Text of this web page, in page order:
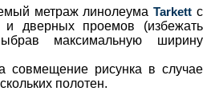
метраж линолеумаTarkettс
и дверных проемов (избежать
максимальную ширину
совмещение рисунка в случае
полотен.